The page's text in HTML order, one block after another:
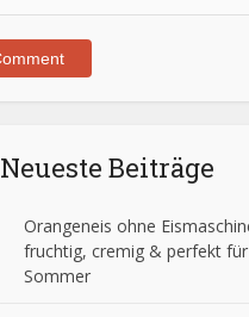
Neueste Beiträge
Orangeneis ohne
fruchtig, cremig & perfekt
Sommer